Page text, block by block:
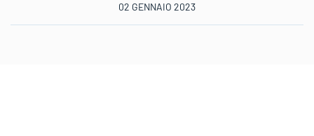
02 GENNAIO 2023